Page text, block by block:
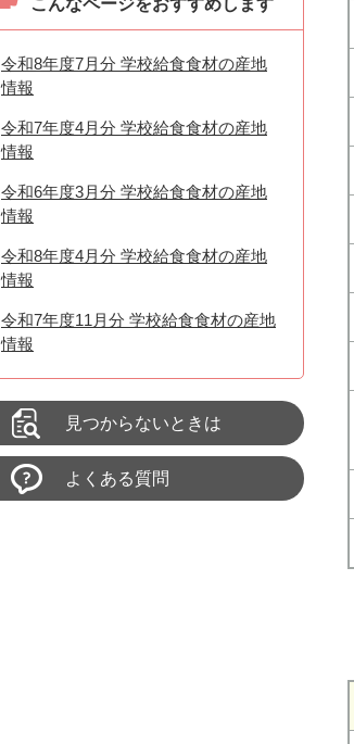
こんなページをおすすめします
令和8年度7月分 学校給食食材の産地
情報
令和7年度4月分 学校給食食材の産地
情報
令和6年度3月分 学校給食食材の産地
情報
令和8年度4月分 学校給食食材の産地
情報
令和7年度11月分 学校給食食材の産地
情報
見つからないときは
よくある質問